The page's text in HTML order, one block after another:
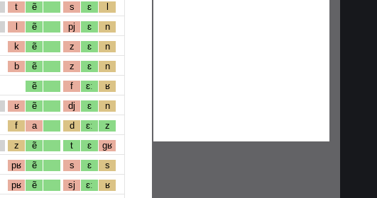
t ẽ s ɛ l
l ẽ pj ɛ n
k ẽ z ɛ n
b ẽ z ɛ n
ẽ f ɛː ʁ
ʁ ẽ dj ɛ n
f a d ɛː z
z ẽ t ɛ gʁ
pʁ ẽ s ɛ s
pʁ ẽ sj ɛː ʁ